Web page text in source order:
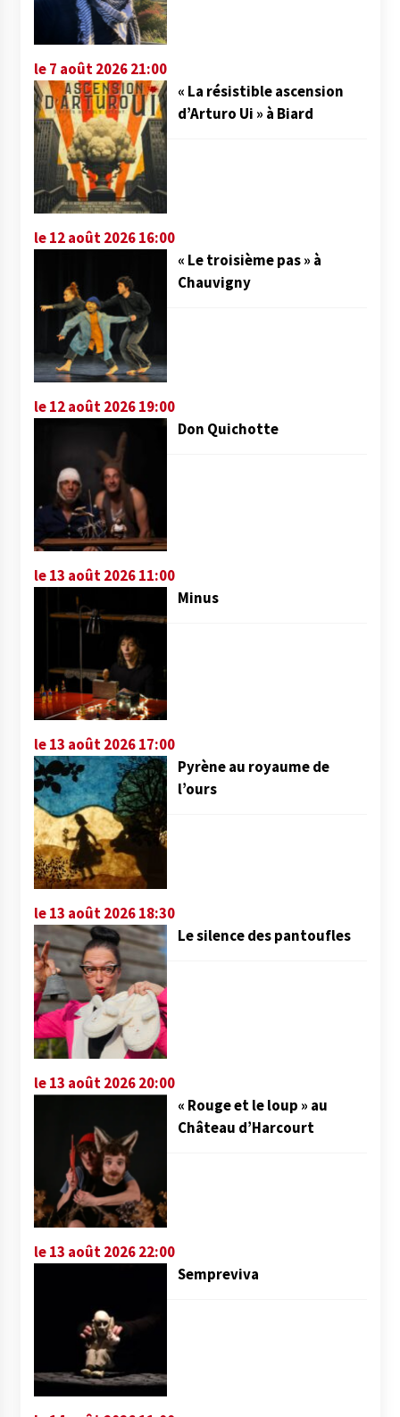
le 7 août 2026 21:00
« La résistible ascension
d’Arturo Ui » à Biard
le 12 août 2026 16:00
« Le troisième pas » à
Chauvigny
le 12 août 2026 19:00
Don Quichotte
le 13 août 2026 11:00
Minus
le 13 août 2026 17:00
Pyrène au royaume de
l’ours
le 13 août 2026 18:30
Le silence des pantoufles
le 13 août 2026 20:00
« Rouge et le loup » au
Château d’Harcourt
le 13 août 2026 22:00
Sempreviva